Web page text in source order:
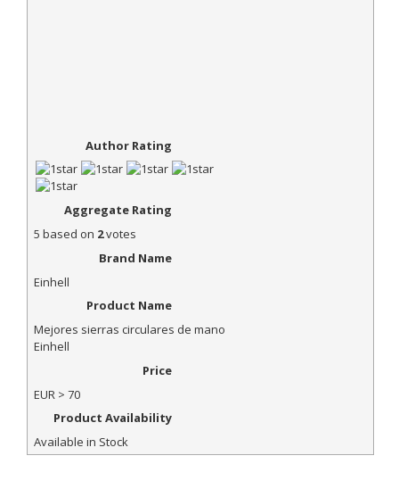
Author Rating
Aggregate Rating
5 based on 2votes
Brand Name
Einhell
Product Name
Mejores sierras circulares de mano
Einhell
Price
EUR> 70
Product Availability
Available in Stock